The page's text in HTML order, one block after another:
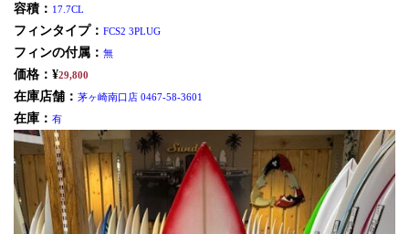
容積： 17.7CL
フィンタイプ： FCS2 3PLUG
フィンの付属： 無
価格：¥29,800
在庫店舗： 茅ヶ崎南口店 0467-58-3601
在庫： 有